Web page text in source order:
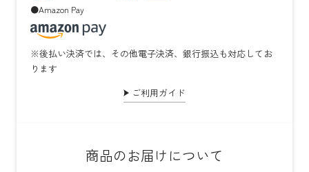
●Amazon Pay
※後払い決済では、その他電子決済、銀行振込も対応してお
ります
ご利用ガイド
商品のお届けについて